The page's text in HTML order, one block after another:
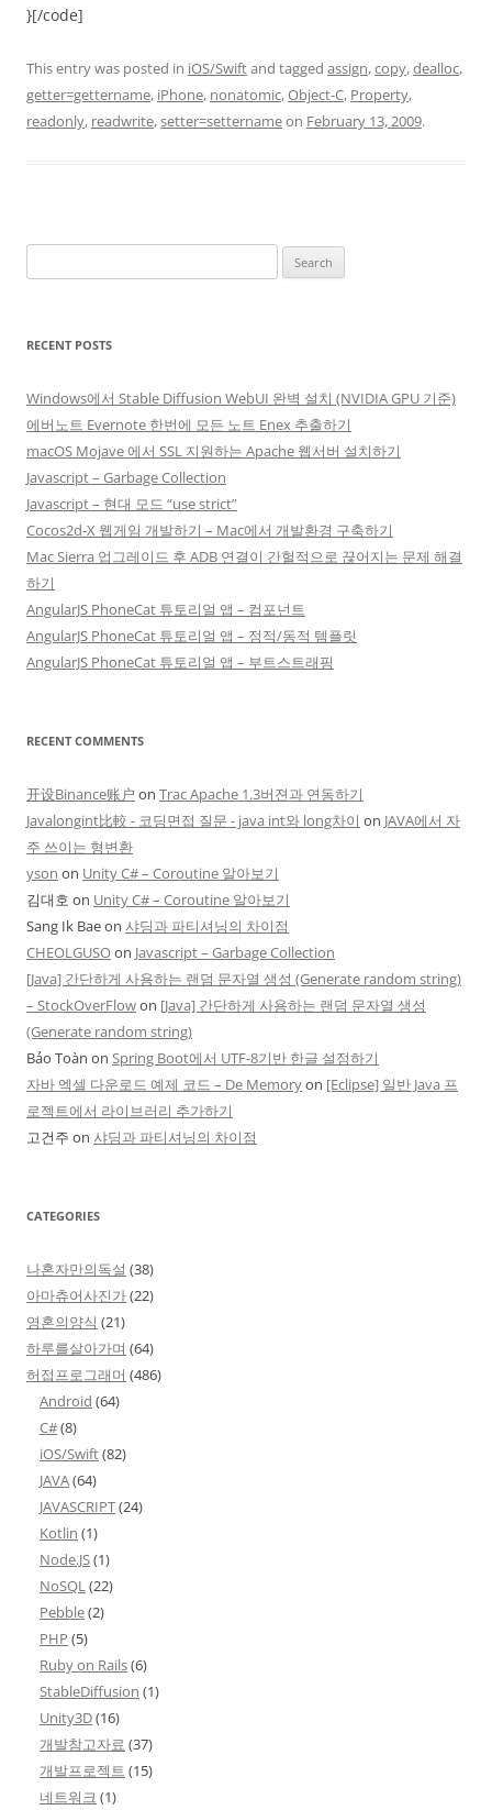
}[/code]
This entry was posted in iOS/Swiftand tagged assign,copy,dealloc,
getter=gettername, iPhone, nonatomic,Object-C, Property,
readonly, readwrite,setter=setternameon February 13, 2009.
for:
RECENT POSTS
Windows에서 Stable Diffusion WebUI 완벽 설치 (NVIDIA GPU 기준)
에버노트 Evernote 한번에 모든 노트 Enex 추출하기
macOS Mojave 에서 SSL 지원하는 Apache 웹서버 설치하기
Javascript – Garbage Collection
Javascript – 현대 모드 “use strict”
Cocos2d-X 웹게임 개발하기 – Mac에서 개발환경 구축하기
Mac Sierra 업그레이드 후 ADB 연결이 간헐적으로 끊어지는 문제 해결
하기
AngularJS PhoneCat 튜토리얼 앱 – 컴포넌트
AngularJS PhoneCat 튜토리얼 앱 – 정적/동적 템플릿
AngularJS PhoneCat 튜토리얼 앱 – 부트스트래핑
RECENT COMMENTS
开设Binance账户 on Trac Apache 1.3버젼과 연동하기
Javalongint比較 - 코딩면접 질문 - java int와 long차이 on JAVA에서 자
주 쓰이는 형변환
yson on Unity C# – Coroutine 알아보기
김대호 on Unity C# – Coroutine 알아보기
Sang Ik Baeon 샤딩과 파티셔닝의 차이점
CHEOLGUSOon Javascript – Garbage Collection
[Java] 간단하게 사용하는 랜덤 문자열 생성 (Generate random string)
– StockOverFlowon [Java] 간단하게 사용하는 랜덤 문자열 생성
(Generate random string)
Bảo Toàn on Spring Boot에서 UTF-8기반 한글 설정하기
자바 엑셀 다운로드 예제 코드 – De Memoryon [Eclipse] 일반 Java 프
로젝트에서 라이브러리 추가하기
고건주 on 샤딩과 파티셔닝의 차이점
CATEGORIES
나혼자만의독설 (38)
아마츄어사진가(22)
영혼의양식 (21)
하루를살아가며 (64)
허접프로그래머 (486)
Android (64)
C#(8)
iOS/Swift(82)
JAVA(64)
JAVASCRIPT(24)
Kotlin (1)
Node.JS(1)
NoSQL(22)
Pebble(2)
PHP (5)
Ruby on Rails(6)
StableDiffusion (1)
Unity3D(16)
개발참고자료 (37)
개발프로젝트 (15)
네트워크 (1)